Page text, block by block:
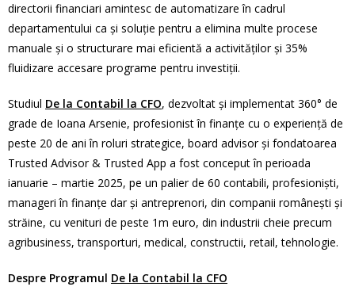
directorii financiari amintesc de automatizare în cadrul
departamentului ca şi soluţie pentru a elimina multe procese
manuale şi o structurare mai eficientă a activităţilor şi 35%
fluidizare accesare programe pentru investiţii.
Studiul De la Contabil la CFO, dezvoltat şi implementat 360° de
grade de Ioana Arsenie, profesionist în finanţe cu o experiență de
peste 20 de ani în roluri strategice, board advisor și fondatoarea
Trusted Advisor & Trusted App a fost conceput în perioada
ianuarie – martie 2025, pe un palier de 60 contabili, profesionişti,
manageri în finanţe dar şi antreprenori, din companii româneşti şi
străine, cu venituri de peste 1m euro, din industrii cheie precum
agribusiness, transporturi, medical, constructii, retail, tehnologie.
Despre Programul De la Contabil la CFO